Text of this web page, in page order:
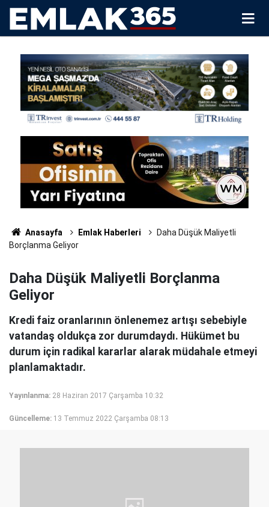
Anasayfa Emlak Haberleri
Daha Düşük Maliyetli
Borçlanma Geliyor
Daha Düşük Maliyetli Borçlanma
Geliyor
Kredi faiz oranlarının önlenemez artışı sebebiyle
vatandaş oldukça zor durumdaydı. Hükümet bu
durum için radikal kararlar alarak müdahale etmeyi
planlamaktadır.
Yayınlanma: 28 Haziran 2017 Çarşamba 10:32
Güncelleme: 13 Temmuz 2022 Çarşamba 08:13